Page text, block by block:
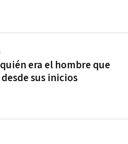
era el hombre que
sus inicios